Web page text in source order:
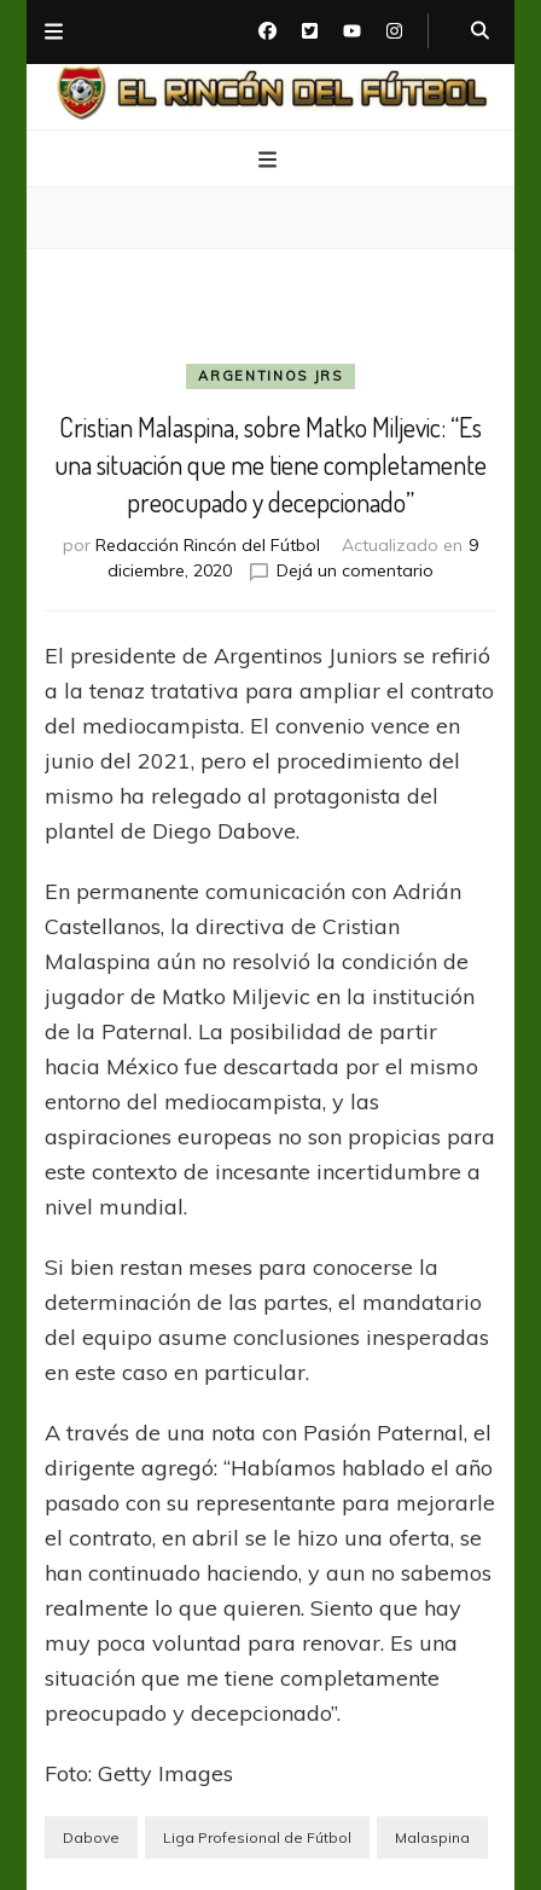
ARGENTINOS JRS
Cristian Malaspina, sobre Matko Miljevic: “Es
una situación que me tiene completamente
preocupado y decepcionado”
por Redacción Rincón del Fútbol Actualizado en 9
diciembre, 2020
Dejá un comentario
sobre
Matko
Miljevic:
“Es
situación
preocupado
El presidente de Argentinos Juniors se refirió
a la tenaz tratativa para ampliar el contrato
del mediocampista. El convenio vence en
junio del 2021, pero el procedimiento del
mismo ha relegado al protagonista del
plantel de Diego Dabove.
En permanente comunicación con Adrián
Castellanos, la directiva de Cristian
Malaspina aún no resolvió la condición de
jugador de Matko Miljevic en la institución
de la Paternal. La posibilidad de partir
hacia México fue descartada por el mismo
entorno del mediocampista, y las
aspiraciones europeas no son propicias para
este contexto de incesante incertidumbre a
nivel mundial.
Si bien restan meses para conocerse la
determinación de las partes, el mandatario
del equipo asume conclusiones inesperadas
en este caso en particular.
A través de una nota con Pasión Paternal, el
dirigente agregó: “Habíamos hablado el año
pasado con su representante para mejorarle
el contrato, en abril se le hizo una oferta, se
han continuado haciendo, y aun no sabemos
realmente lo que quieren. Siento que hay
muy poca voluntad para renovar. Es una
situación que me tiene completamente
preocupado y decepcionado”.
Foto: Getty Images
Dabove Liga Profesional de Fútbol Malaspina